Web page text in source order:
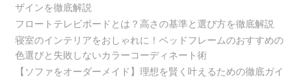
ザインを徹底解説
フロートテレビボードとは？高さの基準と選び方を徹底解説
寝室のインテリアをおしゃれに！ベッドフレームのおすすめの
色選びと失敗しないカラーコーディネート術
【ソファをオーダーメイド】理想を賢く叶えるための徹底ガイ